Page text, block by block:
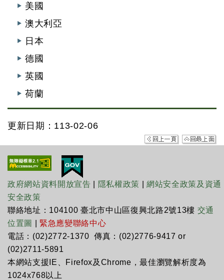
美國
澳大利亞
日本
德國
英國
荷蘭
更新日期：113-02-06
政府網站資料開放宣告 隱私權政策 |網站安全政策及資通
安全政策
聯絡地址：104100 臺北市中山區復興北路2號13樓 交通
位置圖
緊急應變聯絡中心
電話：(02)2772-1370 傳真：(02)2776-9417 or
(02)2711-5891
本網站支援IE、Firefox及Chrome，最佳瀏覽解析度為
1024x768以上